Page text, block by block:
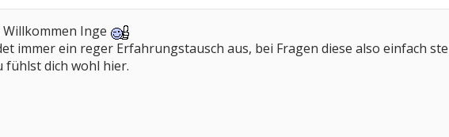
Willkommen Inge
immer ein reger Erfahrungstausch aus, bei Fragen diese also einfach
fühlst dich wohl hier.